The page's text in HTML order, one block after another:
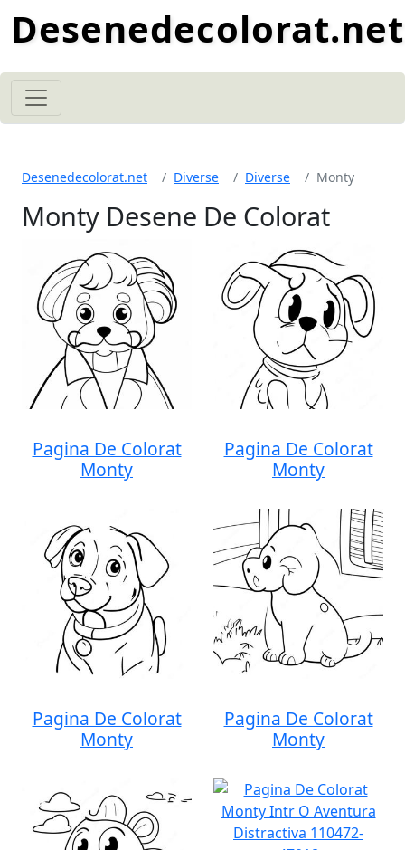
Desenedecolorat.net
Desenedecolorat.net Diverse Diverse Monty
Monty Desene De Colorat
Pagina De Colorat
Monty
Pagina De Colorat
Monty
Pagina De Colorat
Monty
Pagina De Colorat
Monty